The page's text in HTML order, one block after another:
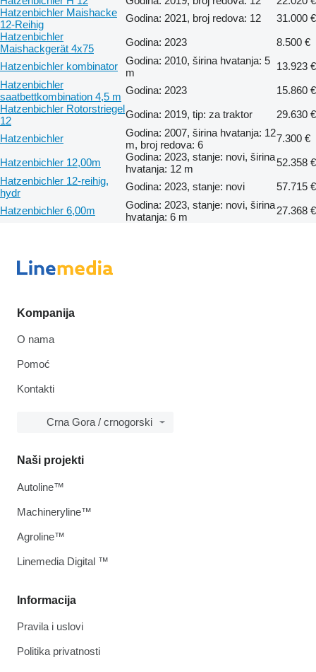
Hatzenbichler Maishacke
12-Reihig
Godina: 2021, broj redova: 12
31.000 €
Hatzenbichler
Maishackgerät 4x75
Godina: 2023
8.500 €
Hatzenbichler kombinator
Godina: 2010, širina hvatanja: 5
m
13.923 €
Hatzenbichler
saatbettkombination 4,5 m
Godina: 2023
15.860 €
Hatzenbichler Rotorstriegel
12
Godina: 2019, tip: za traktor
29.630 €
Hatzenbichler
Godina: 2007, širina hvatanja: 12
m, broj redova: 6
7.300 €
Hatzenbichler 12,00m
Godina: 2023, stanje: novi, širina
hvatanja: 12 m
52.358 €
Hatzenbichler 12-reihig,
hydr
Godina: 2023, stanje: novi
57.715 €
Hatzenbichler 6,00m
Godina: 2023, stanje: novi, širina
hvatanja: 6 m
27.368 €
Kompanija
O nama
Pomoć
Kontakti
Crna Gora / crnogorski
Informacija
Pravila i uslovi
Politika privatnosti
Naši projekti
Autoline™
Machineryline™
Agroline™
Linemedia Digital ™